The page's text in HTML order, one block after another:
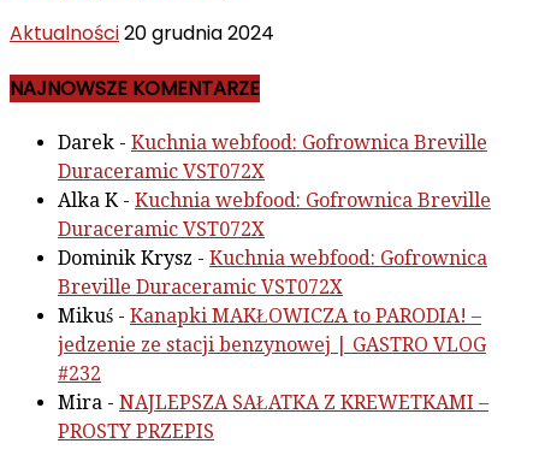
Aktualności20 grudnia 2024
NAJNOWSZE KOMENTARZE
Darek - Kuchnia webfood: Gofrownica Breville
Duraceramic VST072X
Alka K- Kuchnia webfood: Gofrownica Breville
Duraceramic VST072X
Dominik Krysz - Kuchnia webfood: Gofrownica
Breville Duraceramic VST072X
Mikuś - Kanapki MAKŁOWICZA to PARODIA! –
jedzenie ze stacji benzynowej | GASTRO VLOG
#232
Mira - NAJLEPSZA SAŁATKA Z KREWETKAMI –
PROSTY PRZEPIS